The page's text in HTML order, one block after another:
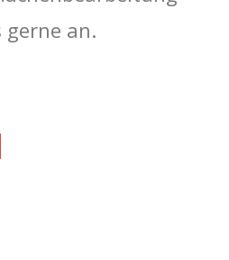
gerne an.